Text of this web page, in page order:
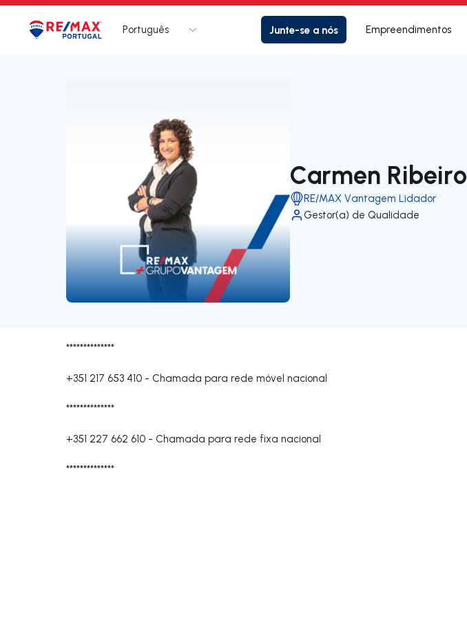
Logo Ir para página inicial
Português Junte-se a nós Empreendimentos
Carmen Ribeiro
RE/MAX Vantagem Lidador
Gestor(a) de Qualidade
**************
+351 217 653 410 - Chamada para rede móvel nacional
**************
+351 227 662 610 - Chamada para rede fixa nacional
**************